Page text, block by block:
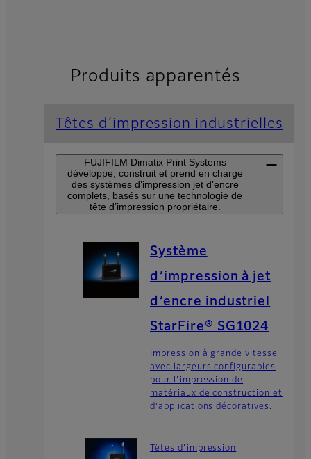
Produits apparentés
Têtes d’impression industrielles
FUJIFILM Dimatix Print Systems
développe, construit et prend en charge
des systèmes d’impression jet d’encre
complets, basés sur une technologie de
tête d’impression propriétaire.
Système
d’impression à jet
d’encre industriel
StarFire® SG1024
Impression à grande vitesse
avec largeurs configurables
pour l’impression de
matériaux de construction et
d’applications décoratives.
Têtes d’impression